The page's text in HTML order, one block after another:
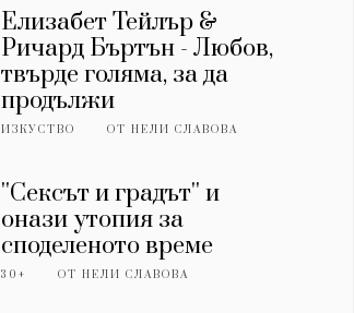
Елизабет Тейлър &
Ричард Бъртън - Любов,
твърде голяма, за да
продължи
ИЗКУСТВО ОТНЕЛИ СЛАВОВА
''Сексът и градът'' и
онази утопия за
споделеното време
30+ ОТНЕЛИ СЛАВОВА